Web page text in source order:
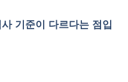
기준이 다르다는 점입